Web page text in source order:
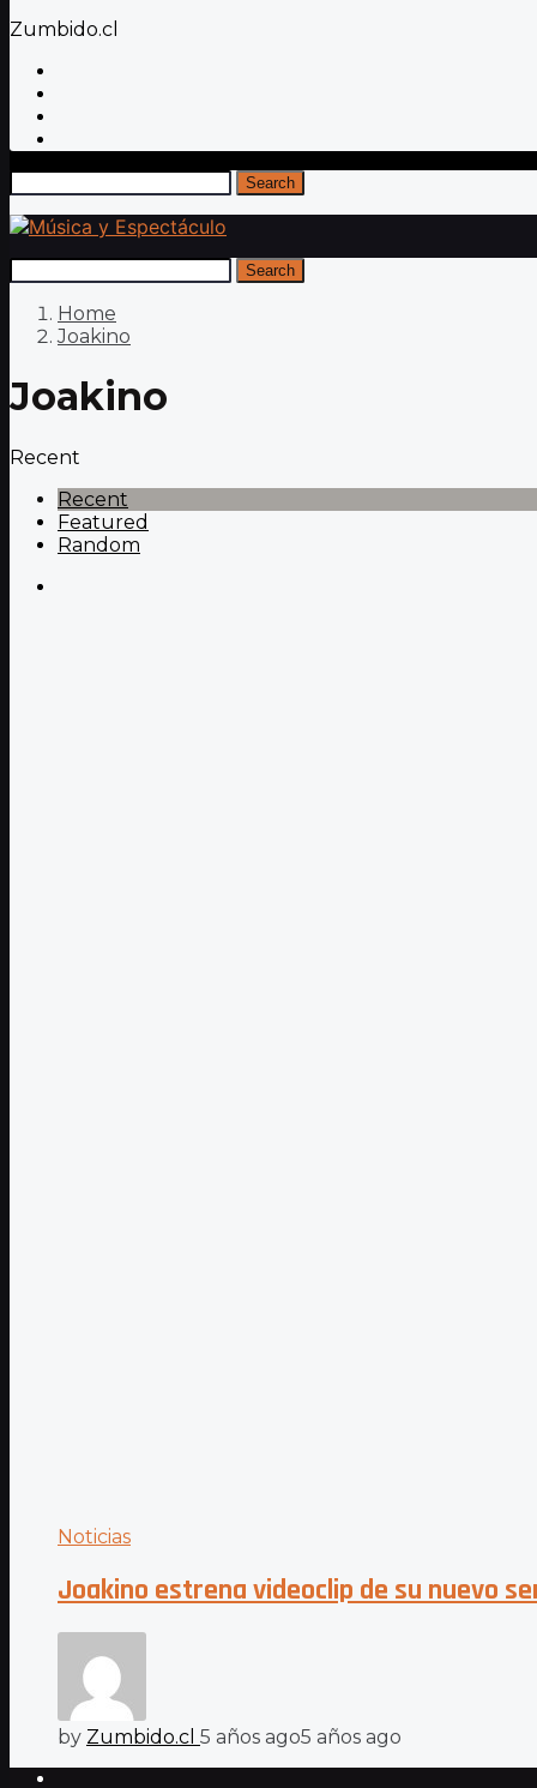
Zumbido.cl
Search
Search
Home
Joakino
Joakino
Recent
Recent
Featured
Random
Noticias
Joakino estrena videoclip de su nuevo
by Zumbido.cl 5 años ago5 años ago